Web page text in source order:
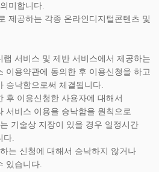
미합니다.
제공하는 각종 온라인디지털콘텐츠 및
서비스 및 제반 서비스에서 제공하는
이용약관에 동의한 후 이용신청을 하고
승낙함으로써 체결됩니다.
이용신청한 사용자에 대해서
서비스 이용을 승낙함을 원칙으로
기술상 지장이 있을 경우 일정시간
다.
는 신청에 대해서 승낙하지 않거나
있습니다.